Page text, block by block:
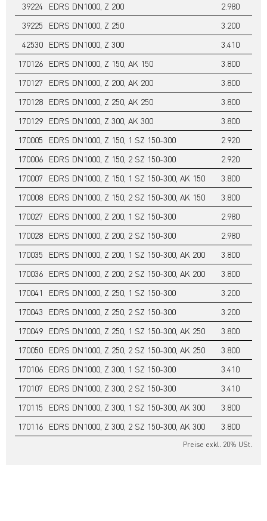
39224
EDRS DN1000, Z 200 2.980
39225
EDRS DN1000, Z 250 3.200
42530
EDRS DN1000, Z 300 3.410
170126
EDRS DN1000, Z 150, AK 150 3.800
170127
EDRS DN1000, Z 200, AK 200 3.800
170128
EDRS DN1000, Z 250, AK 250 3.800
170129
EDRS DN1000, Z 300, AK 300 3.800
170005
EDRS DN1000, Z 150, 1 SZ 150-300 2.920
170006
EDRS DN1000, Z 150, 2 SZ 150-300 2.920
170007
EDRS DN1000, Z 150, 1 SZ 150-300, AK 150 3.800
170008
EDRS DN1000, Z 150, 2 SZ 150-300, AK 150 3.800
170027
EDRS DN1000, Z 200, 1 SZ 150-300 2.980
170028
EDRS DN1000, Z 200, 2 SZ 150-300 2.980
170035
EDRS DN1000, Z 200, 1 SZ 150-300, AK 200 3.800
170036
EDRS DN1000, Z 200, 2 SZ 150-300, AK 200 3.800
170041
EDRS DN1000, Z 250, 1 SZ 150-300 3.200
170043
EDRS DN1000, Z 250, 2 SZ 150-300 3.200
170049
EDRS DN1000, Z 250, 1 SZ 150-300, AK 250 3.800
170050
EDRS DN1000, Z 250, 2 SZ 150-300, AK 250 3.800
170106
EDRS DN1000, Z 300, 1 SZ 150-300 3.410
170107
EDRS DN1000, Z 300, 2 SZ 150-300 3.410
170115
EDRS DN1000, Z 300, 1 SZ 150-300, AK 300 3.800
170116
EDRS DN1000, Z 300, 2 SZ 150-300, AK 300 3.800
Preise exkl. 20% USt.